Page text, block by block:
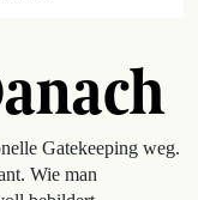
Gatekeeping weg.
Wie man